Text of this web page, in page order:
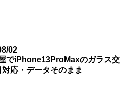
02
でiPhone13ProMaxのガラス交
応・データそのまま